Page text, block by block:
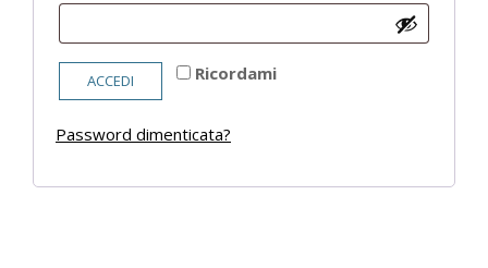
Ricordami
ACCEDI
Password dimenticata?